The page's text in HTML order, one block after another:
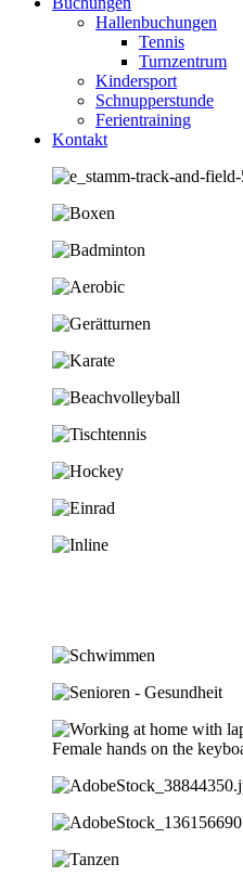
Hallenbuchungen
Tennis
Turnzentrum
Kindersport
Schnupperstunde
Ferientraining
Kontakt